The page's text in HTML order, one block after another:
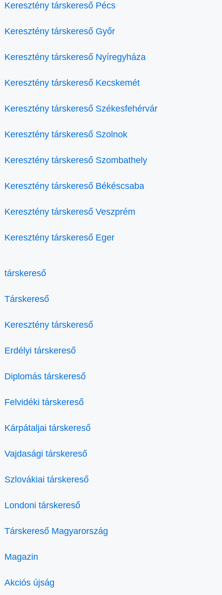
Keresztény társkereső Pécs
Keresztény társkereső Győr
Keresztény társkereső Nyíregyháza
Keresztény társkereső Kecskemét
Keresztény társkereső Székesfehérvár
Keresztény társkereső Szolnok
Keresztény társkereső Szombathely
Keresztény társkereső Békéscsaba
Keresztény társkereső Veszprém
Keresztény társkereső Eger
társkereső
Társkereső
Keresztény társkereső
Erdélyi társkereső
Diplomás társkereső
Felvidéki társkereső
Kárpátaljai társkereső
Vajdasági társkereső
Szlovákiai társkereső
Londoni társkereső
Társkereső Magyarország
Magazin
Akciós újság